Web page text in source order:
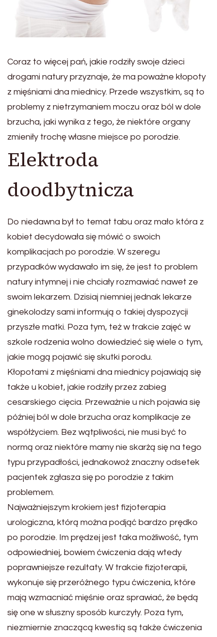
Coraz to więcej pań, jakie rodziły swoje dzieci
drogami natury przyznaje, że ma poważne kłopoty
z mięśniami dna miednicy. Przede wszystkim, są to
problemy z nietrzymaniem moczu oraz ból w dole
brzucha, jaki wynika z tego, że niektóre organy
zmieniły trochę własne miejsce po porodzie.
Elektroda
doodbytnicza
Do niedawna był to temat tabu oraz mało która z
kobiet decydowała się mówić o swoich
komplikacjach po porodzie. W szeregu
przypadków wydawało im się, że jest to problem
natury intymnej i nie chciały rozmawiać nawet ze
swoim lekarzem. Dzisiaj niemniej jednak lekarze
ginekolodzy sami informują o takiej dyspozycji
przyszłe matki. Poza tym, też w trakcie zajęć w
szkole rodzenia wolno dowiedzieć się wiele o tym,
jakie mogą pojawić się skutki porodu.
Kłopotami z mięśniami dna miednicy pojawiają się
także u kobiet, jakie rodziły przez zabieg
cesarskiego cięcia. Przeważnie u nich pojawia się
później ból w dole brzucha oraz komplikacje ze
współżyciem. Bez wątpliwości, nie musi być to
normą oraz niektóre mamy nie skarżą się na tego
typu przypadłości, jednakowoż znaczny odsetek
pacjentek zgłasza się po porodzie z takim
problemem.
Najważniejszym krokiem jest fizjoterapia
urologiczna, którą można podjąć bardzo prędko
po porodzie. Im prędzej jest taka możliwość, tym
odpowiedniej, bowiem ćwiczenia dają wtedy
poprawniejsze rezultaty. W trakcie fizjoterapii,
wykonuje się przeróżnego typu ćwiczenia, które
mają wzmacniać mięśnie oraz sprawiać, że będą
się one w słuszny sposób kurczyły. Poza tym,
niezmiernie znaczącą kwestią są także ćwiczenia